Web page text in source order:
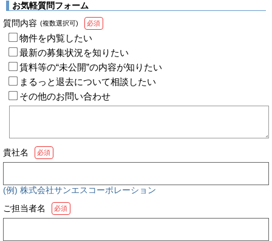
お気軽質問フォーム
質問内容 (複数選択可) 必須
物件を内覧したい
最新の募集状況を知りたい
賃料等の“未公開”の内容が知りたい
まるっと退去について相談したい
その他のお問い合わせ
貴社名 必須
(例) 株式会社サンエスコーポレーション
ご担当者名
必須